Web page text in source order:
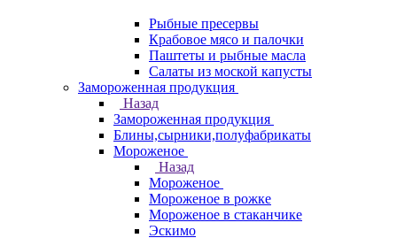
Рыбные пресервы
Крабовое мясо и палочки
Паштеты и рыбные масла
Салаты из моской капусты
Замороженная продукция
Назад
Замороженная продукция
Блины,сырники,полуфабрикаты
Мороженое
Назад
Мороженое
Мороженое в рожке
Мороженое в стаканчике
Эскимо